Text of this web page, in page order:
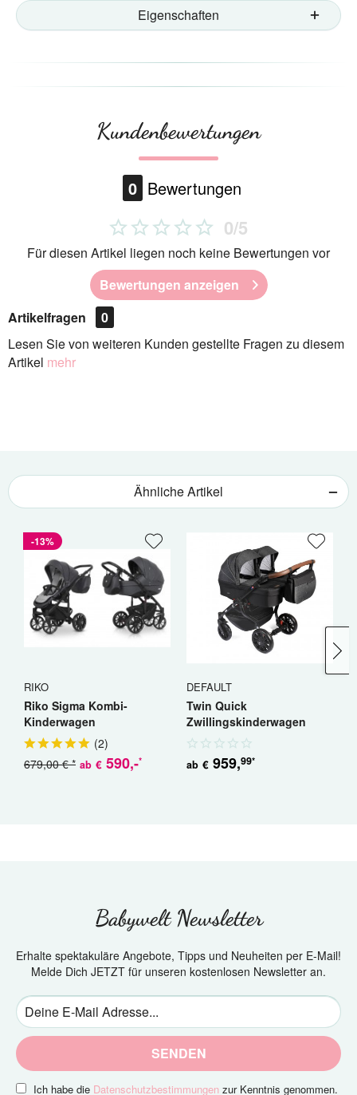
Eigenschaften
Kundenbewertungen
0 Bewertungen
0/5
Für diesen Artikel liegen noch keine Bewertungen vor
Bewertungen anzeigen
Artikelfragen
0
Lesen Sie von weiteren Kunden gestellte Fragen zu diesem
Artikel mehr
Ähnliche Artikel
-13%
RIKO
Riko Sigma Kombi-
Kinderwagen
(2)
ab € 590,-*
679,00 € *
DEFAULT
Twin Quick
Zwillingskinderwagen
Geschwisterwagen
ab € 959,99*
Babywelt Newsletter
Erhalte spektakuläre Angebote, Tipps und Neuheiten per E-Mail!
Melde Dich JETZT für unseren kostenlosen Newsletter an.
SENDEN
Ich habe die Datenschutzbestimmungen zur Kenntnis genommen.